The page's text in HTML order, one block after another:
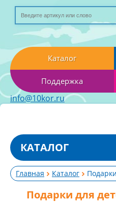
Каталог
Поддержка
info@10kor.ru
КАТАЛОГ
Главная Каталог
Подарки для